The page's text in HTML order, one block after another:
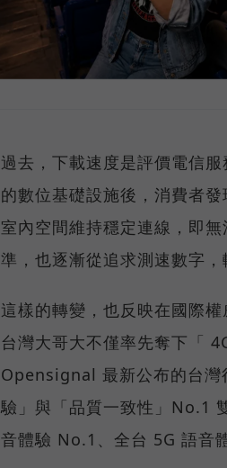
過去，下載速度是評價電信
的數位基礎設施後，消費者
室內空間維持穩定連線，即
準，也逐漸從追求測速數字
這樣的轉變，也反映在國際
台灣大哥大不僅率先奪下「
Opensignal 最新公布的台灣
驗」與「品質一致性」No.1
音體驗 No.1、全台 5G 語音